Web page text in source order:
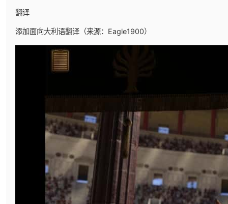
翻译
添加面向大利语翻译（来源：Eagle1900）